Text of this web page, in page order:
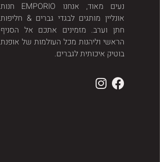
נעים מאוד, אנחנו EMPORIO חנות
אונליין מותגים לבגדי גברים & חליפות
חתן וערב. מזמינים אתכם אל הסניף
הראשי וליהנות מכל העולמות של אופנת
בוטיק איכותית לגברים.